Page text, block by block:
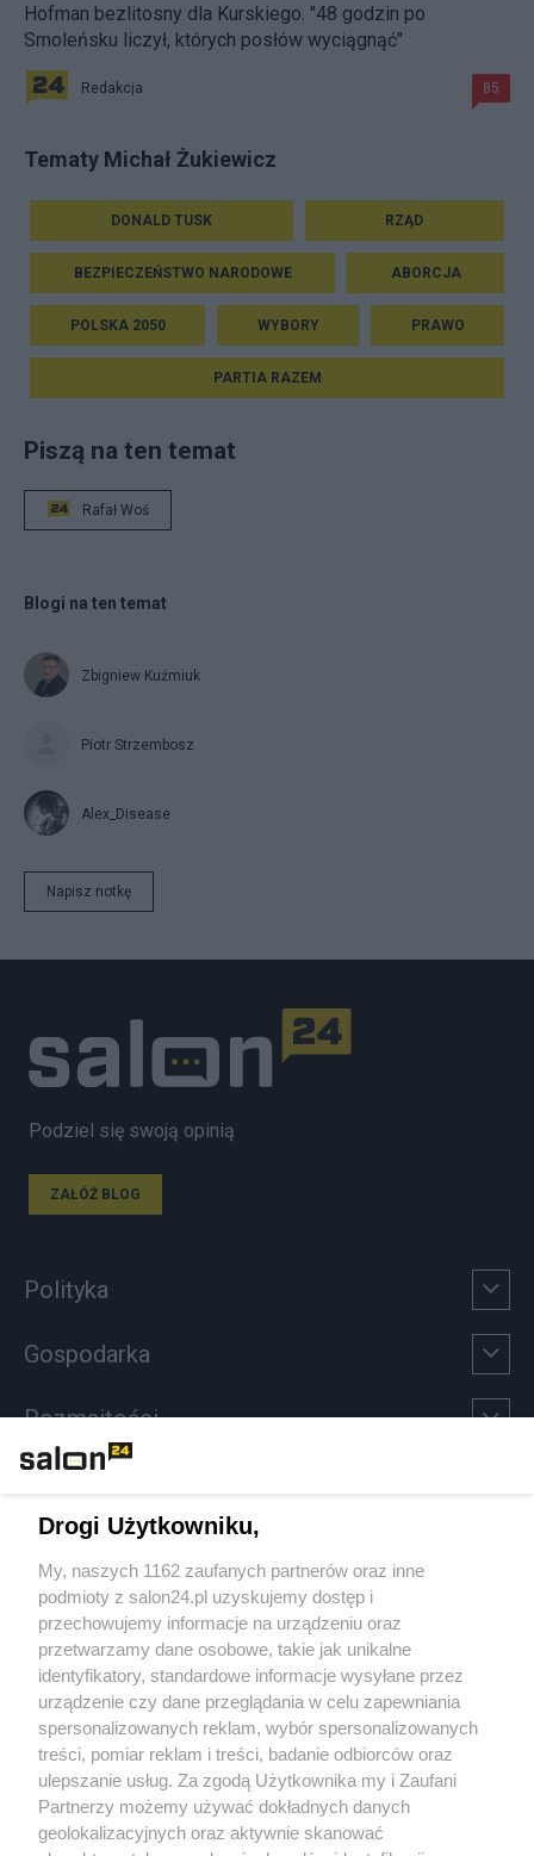
Hofman bezlitosny dla Kurskiego. "48 godzin po
Smoleńsku liczył, których posłów wyciągnąć"
Redakcja 85
Tematy Michał Żukiewicz
DONALD TUSK RZĄD
BEZPIECZEŃSTWO NARODOWE ABORCJA
POLSKA 2050 WYBORY PRAWO
PARTIA RAZEM
Piszą na ten temat
Rafał Woś
Blogi na ten temat
Zbigniew Kuźmiuk
Piotr Strzembosz
Alex_Disease
Napisz notkę
Podziel się swoją opinią
ZAŁÓŻ BLOG
Polityka
Gospodarka
Rozmaitości
Sport
Społeczeństwo
Kultura
X Facebook Instagram Youtube
Drogi Użytkowniku,
My, naszych 1162 zaufanych partnerów oraz inne
podmioty z salon24.pl uzyskujemy dostęp i
przechowujemy informacje na urządzeniu oraz
przetwarzamy dane osobowe, takie jak unikalne
identyfikatory, standardowe informacje wysyłane przez
urządzenie czy dane przeglądania w celu zapewniania
spersonalizowanych reklam, wybór spersonalizowanych
treści, pomiar reklam i treści, badanie odbiorców oraz
ulepszanie usług. Za zgodą Użytkownika my i Zaufani
Partnerzy możemy używać dokładnych danych
geolokalizacyjnych oraz aktywnie skanować